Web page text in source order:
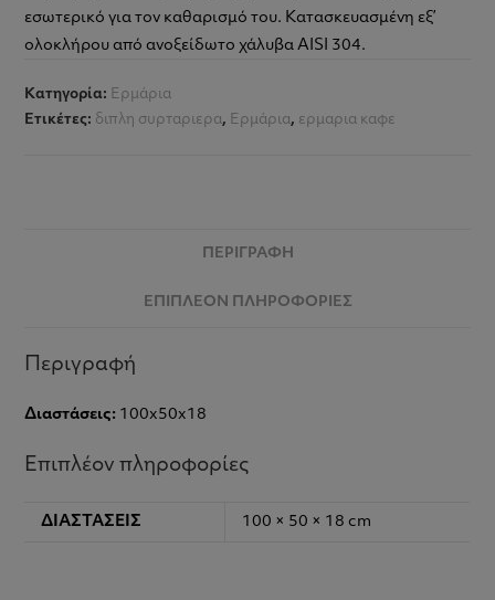
εσωτερικό για τον καθαρισμό του. Κατασκευασμένη εξ’
ολοκλήρου από ανοξείδωτο χάλυβα AISI 304.
Κατηγορία: Ερμάρια
Ετικέτες: διπλη συρταριερα, Ερμάρια, ερμαρια καφε
ΠΕΡΙΓΡΑΦΉ
ΕΠΙΠΛΈΟΝ ΠΛΗΡΟΦΟΡΊΕΣ
Περιγραφή
Διαστάσεις: 100x50x18
Επιπλέον πληροφορίες
ΔΙΑΣΤΆΣΕΙΣ 100 × 50 × 18 cm